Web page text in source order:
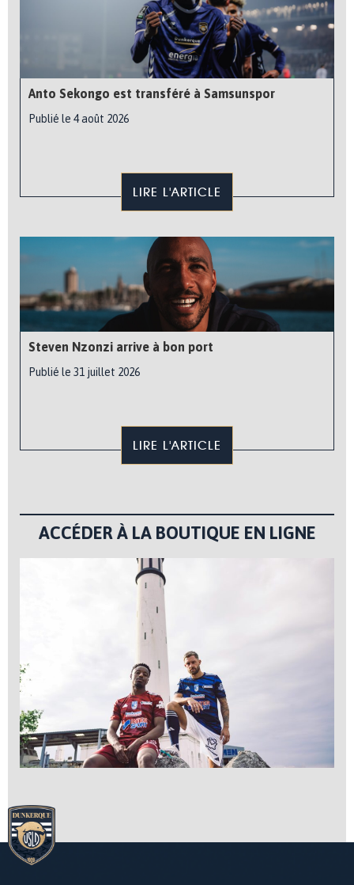
Anto Sekongo est transféré à Samsunspor
Publié le 4 août 2026
LIRE L'ARTICLE
Steven Nzonzi arrive à bon port
Publié le 31 juillet 2026
LIRE L'ARTICLE
ACCÉDER À LA BOUTIQUE EN LIGNE